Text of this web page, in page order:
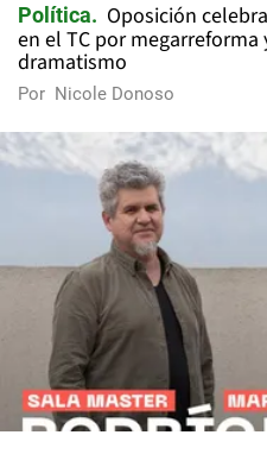
Política
Oposición
en el TC por
dramatismo
Por Nicole Donoso